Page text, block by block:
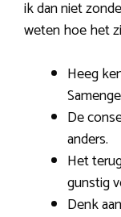
ik dan niet
weten hoe het
Heeg
De
anders.
Het
gunstig
Denk